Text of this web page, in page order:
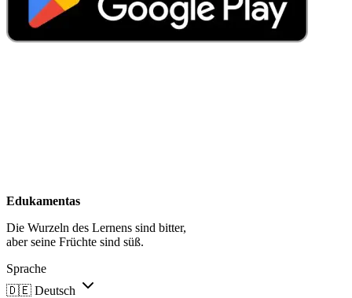
Edukamentas
Die Wurzeln des Lernens sind bitter,
aber seine Früchte sind süß.
Sprache
🇩🇪 Deutsch